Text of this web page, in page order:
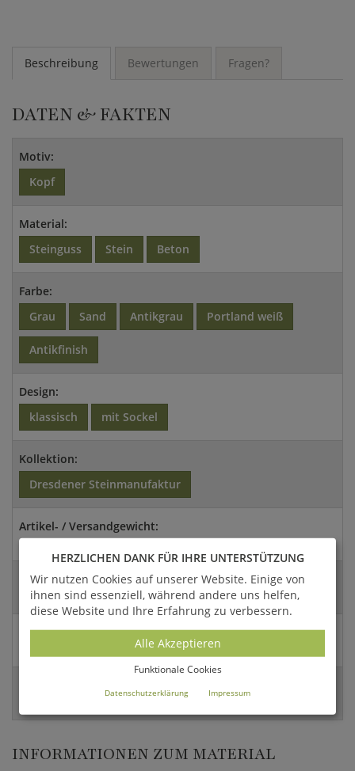
Beschreibung Bewertungen Fragen?
DATEN & FAKTEN
Motiv:
Kopf
Material:
Steinguss
Stein Beton
Farbe:
Grau
Sand Antikgrau Portland weiß
Antikfinish
Design:
klassisch
mit Sockel
Kollektion:
Dresdener Steinmanufaktur
Artikel- / Versandgewicht:
19 Kg / 24,7 Kg
Abmessungen:
48x16x16cm (HxBxT)
Versandart:
INFORMATIONEN ZUM MATERIAL
HERZLICHEN DANK FÜR IHRE UNTERSTÜTZUNG
Wir nutzen Cookies auf unserer Website. Einige von
ihnen sind essenziell, während andere uns helfen,
diese Website und Ihre Erfahrung zu verbessern.
Alle Akzeptieren
Funktionale Cookies
Datenschutzerklärung Impressum